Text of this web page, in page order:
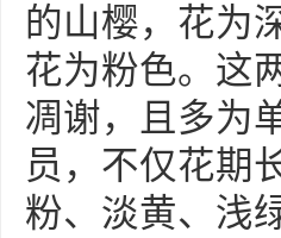
的山樱，花为
花为粉色。这
凋谢，且多为
员，不仅花期
粉、淡黄、浅